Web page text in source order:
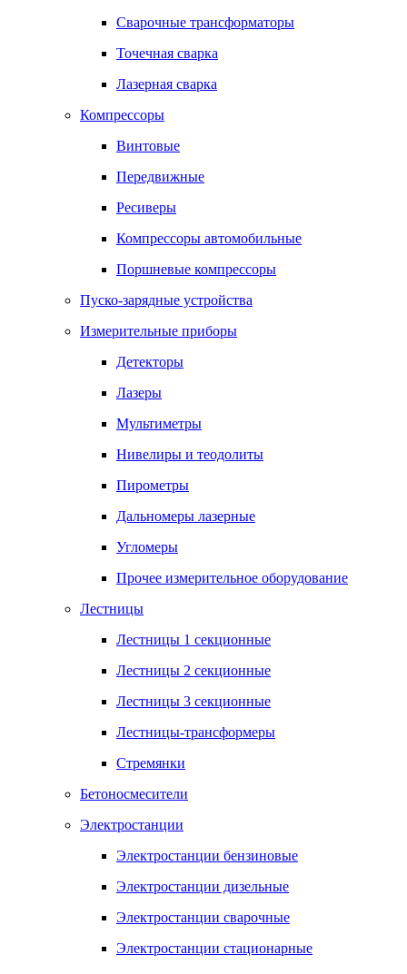
Сварочные трансформаторы
Точечная сварка
Лазерная сварка
Компрессоры
Винтовые
Передвижные
Ресиверы
Компрессоры автомобильные
Поршневые компрессоры
Пуско-зарядные устройства
Измерительные приборы
Детекторы
Лазеры
Мультиметры
Нивелиры и теодолиты
Пирометры
Дальномеры лазерные
Угломеры
Прочее измерительное оборудование
Лестницы
Лестницы 1 секционные
Лестницы 2 секционные
Лестницы 3 секционные
Лестницы-трансформеры
Стремянки
Бетоносмесители
Электростанции
Электростанции бензиновые
Электростанции дизельные
Электростанции сварочные
Электростанции стационарные